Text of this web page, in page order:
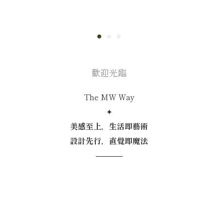
歡迎光臨
The MW Way
✦
美感至上，生活即藝術
設計先行，直覺即魔法
─────